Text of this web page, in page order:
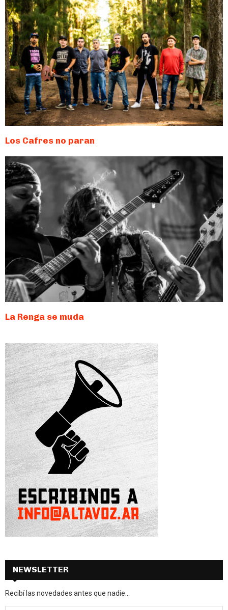
Los Cafres no paran
La Renga se muda
NEWSLETTER
Recibí las novedades antes que nadie...